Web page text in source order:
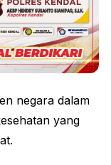
negara dalam
yang